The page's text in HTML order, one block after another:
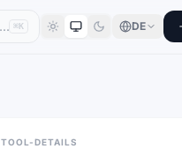
⌘K DE
TOOL-DETAILS